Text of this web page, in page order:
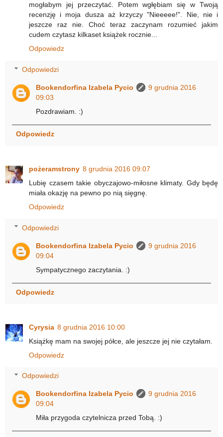
mogłabym jej przeczytać. Potem wgłębiam się w Twoją
recenzję i moja dusza aż krzyczy "Nieeeee!". Nie, nie i
jeszcze raz nie. Choć teraz zaczynam rozumieć jakim
cudem czytasz kilkaset książek rocznie...
Odpowiedz
Odpowiedzi
Bookendorfina Izabela Pycio
9 grudnia 2016
09:03
Pozdrawiam. :)
Odpowiedz
pożeramstrony 8 grudnia 2016 09:07
Lubię czasem takie obyczajowo-miłosne klimaty. Gdy będę
miała okazję na pewno po nią sięgnę.
Odpowiedz
Odpowiedzi
Bookendorfina Izabela Pycio
9 grudnia 2016
09:04
Sympatycznego zaczytania. :)
Odpowiedz
Cyrysia 8 grudnia 2016 10:00
Książkę mam na swojej półce, ale jeszcze jej nie czytałam.
Odpowiedz
Odpowiedzi
Bookendorfina Izabela Pycio
9 grudnia 2016
09:04
Miła przygoda czytelnicza przed Tobą. :)